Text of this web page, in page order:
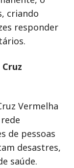
criando
responder
Vermelha
de pessoas
desastres,
saúde.